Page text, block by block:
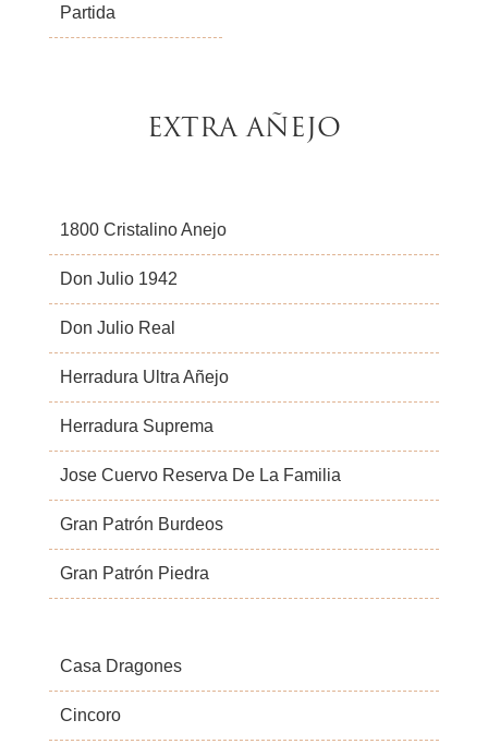
Partida
EXTRA AÑEJO
1800 Cristalino Anejo
Don Julio 1942
Don Julio Real
Herradura Ultra Añejo
Herradura Suprema
Jose Cuervo Reserva De La Familia
Gran Patrón Burdeos
Gran Patrón Piedra
Casa Dragones
Cincoro